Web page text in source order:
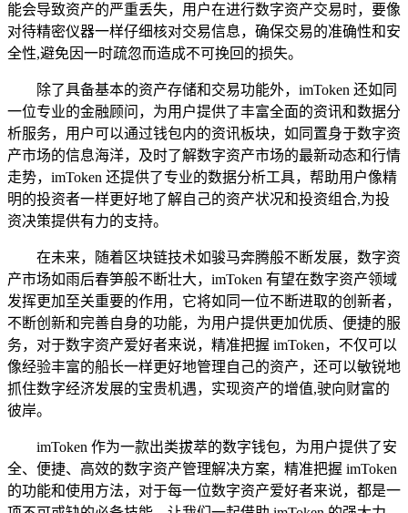
能会导致资产的严重丢失，用户在进行数字资产交易时，要像
对待精密仪器一样仔细核对交易信息，确保交易的准确性和安
全性,避免因一时疏忽而造成不可挽回的损失。
除了具备基本的资产存储和交易功能外，imToken 还如同
一位专业的金融顾问，为用户提供了丰富全面的资讯和数据分
析服务，用户可以通过钱包内的资讯板块，如同置身于数字资
产市场的信息海洋，及时了解数字资产市场的最新动态和行情
走势，imToken 还提供了专业的数据分析工具，帮助用户像精
明的投资者一样更好地了解自己的资产状况和投资组合,为投
资决策提供有力的支持。
在未来，随着区块链技术如骏马奔腾般不断发展，数字资
产市场如雨后春笋般不断壮大，imToken 有望在数字资产领域
发挥更加至关重要的作用，它将如同一位不断进取的创新者，
不断创新和完善自身的功能，为用户提供更加优质、便捷的服
务，对于数字资产爱好者来说，精准把握 imToken，不仅可以
像经验丰富的船长一样更好地管理自己的资产，还可以敏锐地
抓住数字经济发展的宝贵机遇，实现资产的增值,驶向财富的
彼岸。
imToken 作为一款出类拔萃的数字钱包，为用户提供了安
全、便捷、高效的数字资产管理解决方案，精准把握 imToken
的功能和使用方法，对于每一位数字资产爱好者来说，都是一